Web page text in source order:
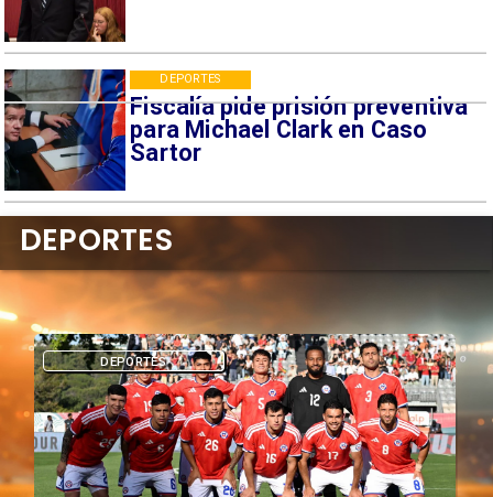
Fiscalía pide prisión preventiva
para Michael Clark en Caso
Sartor
DEPORTES
DEPORTES
DEPORTES